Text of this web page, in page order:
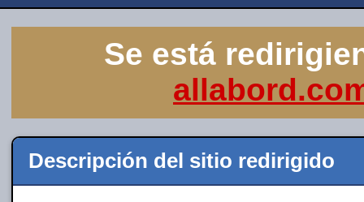
Se está
Descripción del sitio redirigido